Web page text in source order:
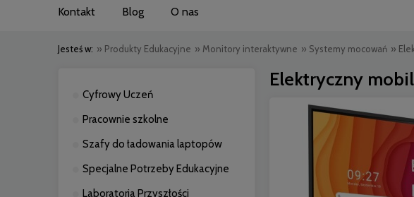
Kontakt Blog O nas
Jesteś w: » Produkty Edukacyjne » Monitory interaktywne » Systemy mocowań »
Cyfrowy Uczeń
Pracownie szkolne
Szafy do ładowania laptopów
Specjalne Potrzeby Edukacyjne
Laboratoria Przyszłości
Elektryczny